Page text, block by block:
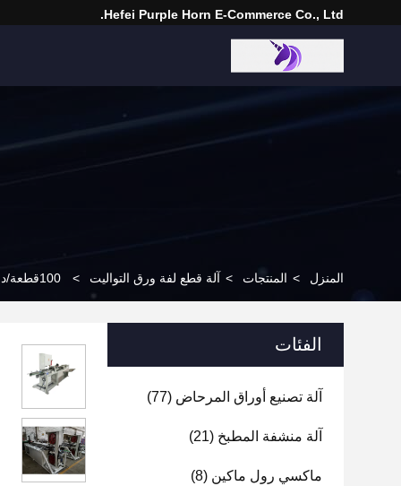
Hefei Purple Horn E-Commerce Co., Ltd.
المنزل > المنتجات > آلة قطع لفة ورق التواليت > 100قطعة/دقيقه آلة قطع ورق المرحاض الكاملة التلقائية
الفئات
آلة تصنيع أوراق المرحاض (77)
آلة منشفة المطبخ (21)
ماكسي رول ماكين (8)